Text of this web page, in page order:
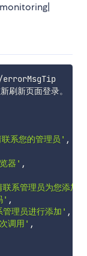
/errorMsgTip
系您的管理员' ,
器' ,
系管理员为您添加'
' ,
管理员进行添加' ,
调用' ,